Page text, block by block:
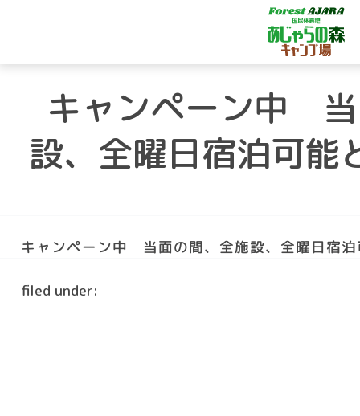
キャンペーン中
設、全曜日宿泊可能
キャンペーン中 当面の間、全施設、全曜日宿
filed under: